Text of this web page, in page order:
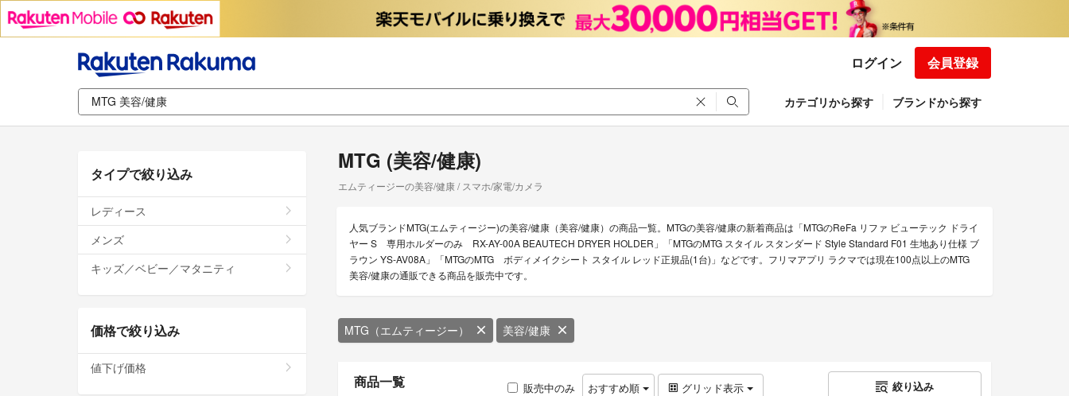
ログイン 会員登録
カテゴリから探す ブランドから探す
MTG (美容/健康)
エムティージーの美容/健康 / スマホ/家電/カメラ
人気ブランドMTG(エムティージー)の美容/健康（美容/健康）の商品一覧。MTGの美容/健康の新着商品は「MTGのReFa リファ ビューテック ドライ
ヤー S 専用ホルダーのみ RX-AY-00A BEAUTECH DRYER HOLDER」「MTGのMTG スタイル スタンダード Style Standard F01 生地あり仕様 ブ
ラウン YS-AV08A」「MTGのMTG ボディメイクシート スタイル レッド正規品(1台)」などです。フリマアプリ ラクマでは現在100点以上のMTG
美容/健康の通販できる商品を販売中です。
MTG（エムティージー） 美容/健康
商品一覧 販売中のみ おすすめ順 グリッド表示 絞り込み
タイプで絞り込み
レディース
メンズ
キッズ／ベビー／マタニティ
価格で絞り込み
値下げ価格